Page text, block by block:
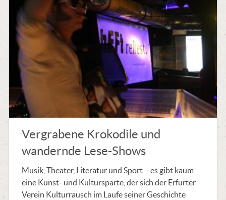
Vergrabene Krokodile und
wandernde Lese-Shows
Musik, Theater, Literatur und Sport – es gibt kaum
eine Kunst- und Kultursparte, der sich der Erfurter
Verein Kulturrausch im Laufe seiner Geschichte